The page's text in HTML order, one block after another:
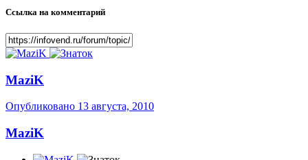
Ссылка на комментарий
MaziK
Опубликовано 13 августа, 2010
MaziK